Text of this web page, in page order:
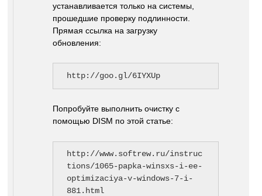
устанавливается только на системы,
прошедшие проверку подлинности.
Прямая ссылка на загрузку
обновления:
http://goo.gl/6IYXUp
Попробуйте выполнить очистку с
помощью DISM по этой статье:
http://www.softrew.ru/instruc
tions/1065-papka-winsxs-i-ee-
optimizaciya-v-windows-7-i-
881.html